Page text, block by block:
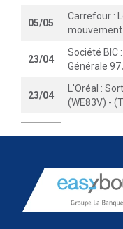
05/05
Carrefour :
mouvement
23/04
Société BIC
Générale
23/04
L'Oréal :
(WE83V) -